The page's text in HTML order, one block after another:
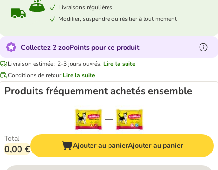
Livraisons régulières
Modifier, suspendre ou résilier à tout moment
Collectez 2 zooPoints pour ce produit
Livraison estimée : 2-3 jours ouvrés. Lire la suite
Conditions de retour Lire la suite
Produits fréquemment achetés ensemble
Total
0,00 € Ajouter au panierAjouter au panier